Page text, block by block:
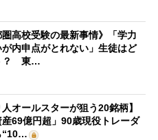
圏高校受験の最新事情》「学力
が内申点がとれない」生徒はど
？ 東…
人オールスターが狙う20銘柄】
産69億円超」90歳現役トレーダ
“10…